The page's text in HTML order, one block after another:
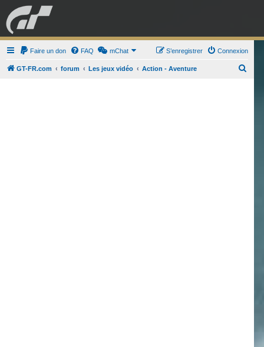
GRAN TURISMO FORUM
Faire un don FAQ mChat Connexion
S’enregistrer
GT-FR.com forum Les jeux vidéo Action - Aventure